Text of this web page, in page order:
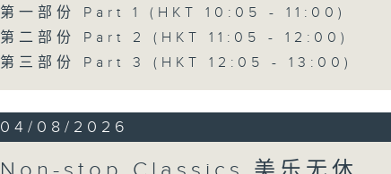
第一部份 Part 1 (HKT 10:05 - 11:00)
第二部份 Part 2 (HKT 11:05 - 12:00)
第三部份 Part 3 (HKT 12:05 - 13:00)
04/08/2026